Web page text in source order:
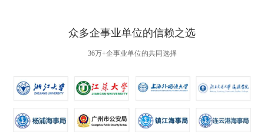
众多企事业单位的信赖之选
36万+企事业单位的共同选择